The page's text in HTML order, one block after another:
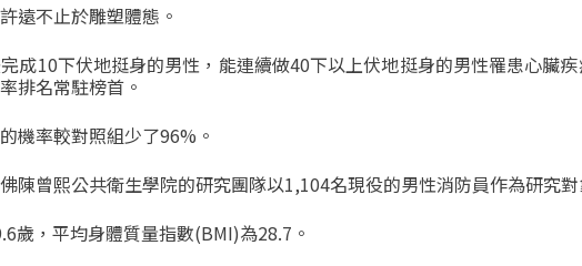
遠不止於雕塑體態。
成10下伏地挺身的男性， 能連續做40下以上伏地挺身的男性罹患心臟
排名常駐榜首。
機率較對照組少了96%。
陳曾熙公共衛生學院的研究團隊以1,104名現役的男性消防員作為研究對
歲， 平均身體質量指數(BMI)為28.7。